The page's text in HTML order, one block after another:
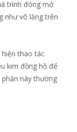
trình đóng mở
như vô lăng trên
thao tác
kim đồng hồ để
này thường